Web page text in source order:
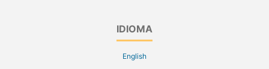
IDIOMA
English